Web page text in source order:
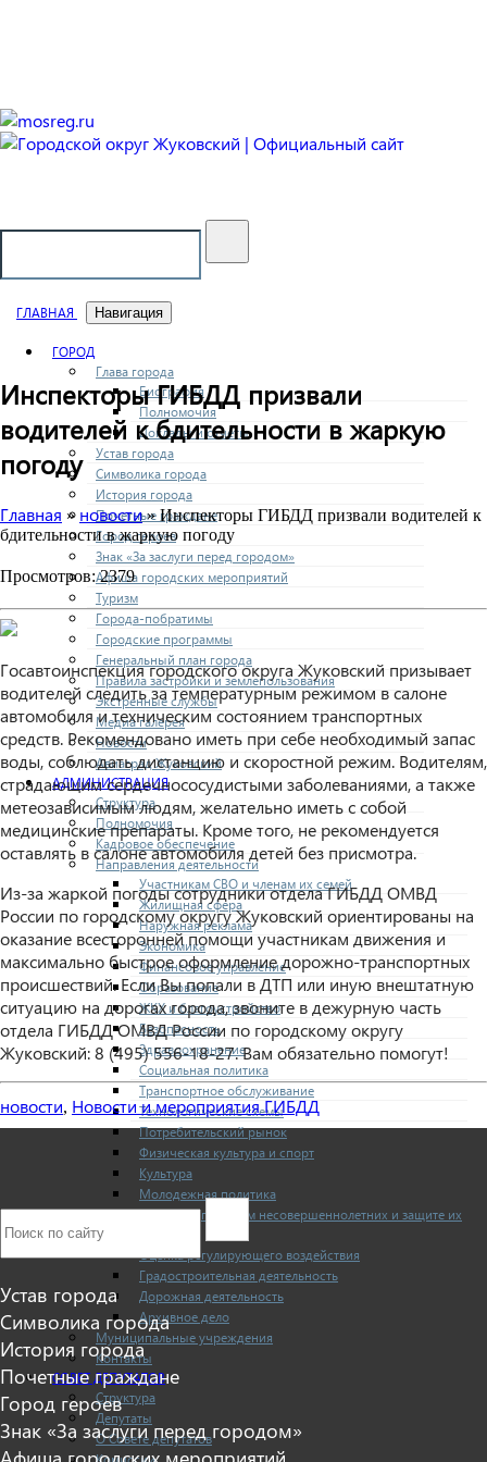
ГЛАВНАЯ Навигация
ГОРОД
Глава города
Биография
Полномочия
Доклады и отчеты
Устав города
Символика города
История города
Почетные граждане
Город героев
Знак «За заслуги перед городом»
Афиша городских мероприятий
Туризм
Города-побратимы
Городские программы
Генеральный план города
Правила застройки и землепользования
Экстренные службы
Медиа галерея
Новости
Авиаград Жуковский
АДМИНИСТРАЦИЯ
Структура
Полномочия
Кадровое обеспечение
Направления деятельности
Участникам СВО и членам их семей
Жилищная сфера
Наружная реклама
Экономика
Финансовое управление
Образование
ЖКХ и благоустройство
Безопасность
Здравоохранение
Социальная политика
Транспортное обслуживание
Технологические схемы
Потребительский рынок
Физическая культура и спорт
Культура
Молодежная политика
Комиссия по делам несовершеннолетних и защите их
Оценка регулирующего воздействия
Градостроительная деятельность
Дорожная деятельность
Архивное дело
Муниципальные учреждения
Контакты
СОВЕТ ДЕПУТАТОВ
Структура
Депутаты
О Совете депутатов
Комиссии
Инспекторы ГИБДД призвали
водителей к бдительности в жаркую
погоду
Главная » новости» Инспекторы ГИБДД призвали водителей к
бдительности в жаркую погоду
Просмотров: 2379
Госавтоинспекция городского округа Жуковский призывает
водителей следить за температурным режимом в салоне
автомобиля и техническим состоянием транспортных
средств. Рекомендовано иметь при себе необходимый запас
воды, соблюдать дистанцию и скоростной режим. Водителям,
страдающим сердечнососудистыми заболеваниями, а также
метеозависимым людям, желательно иметь с собой
медицинские препараты. Кроме того, не рекомендуется
оставлять в салоне автомобиля детей без присмотра.
Из-за жаркой погоды сотрудники отдела ГИБДД ОМВД
России по городскому округу Жуковский ориентированы на
оказание всесторонней помощи участникам движения и
максимально быстрое оформление дорожно-транспортных
происшествий. Если Вы попали в ДТП или иную внештатную
ситуацию на дорогах города, звоните в дежурную часть
отдела ГИБДД ОМВД России по городскому округу
Жуковский: 8 (495) 556-18-27. Вам обязательно помогут!
новости, Новости и мероприятия ГИБДД
Устав города
Символика города
История города
Почетные граждане
Город героев
Знак «За заслуги перед городом»